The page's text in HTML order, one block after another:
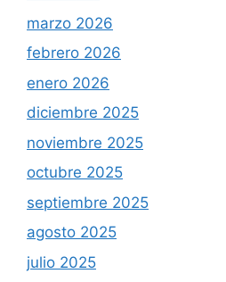
marzo 2026
febrero 2026
enero 2026
diciembre 2025
noviembre 2025
octubre 2025
septiembre 2025
agosto 2025
julio 2025